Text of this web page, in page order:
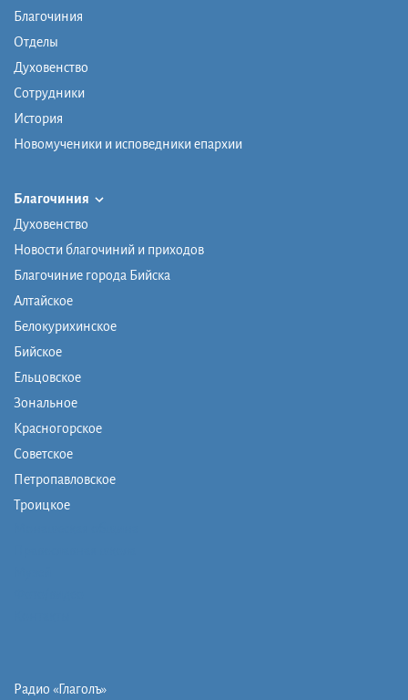
Благочиния
Отделы
Духовенство
Сотрудники
История
Новомученики и исповедники епархии
Благочиния
Духовенство
Новости благочиний и приходов
Благочиние города Бийска
Алтайское
Белокурихинское
Бийское
Ельцовское
Зональное
Красногорское
Советское
Петропавловское
Троицкое
Радио «Глаголъ»